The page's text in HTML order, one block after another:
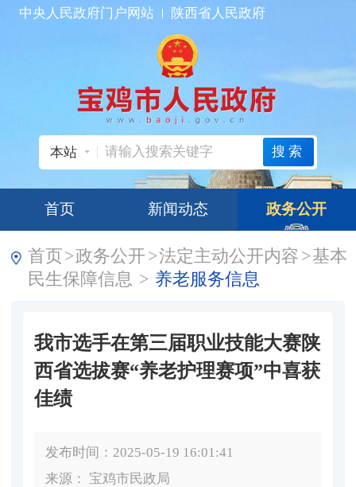
中央人民政府门户网站 陕西省人民政府
本站 搜索
首页 新闻动态 政务公开
首页>政务公开 >法定主动公开内容 >基本
民生保障信息 > 养老服务信息
我市选手在第三届职业技能大赛陕
西省选拔赛“养老护理赛项”中喜获
佳绩
发布时间：2025-05-19 16:01:41
来源： 宝鸡市民政局